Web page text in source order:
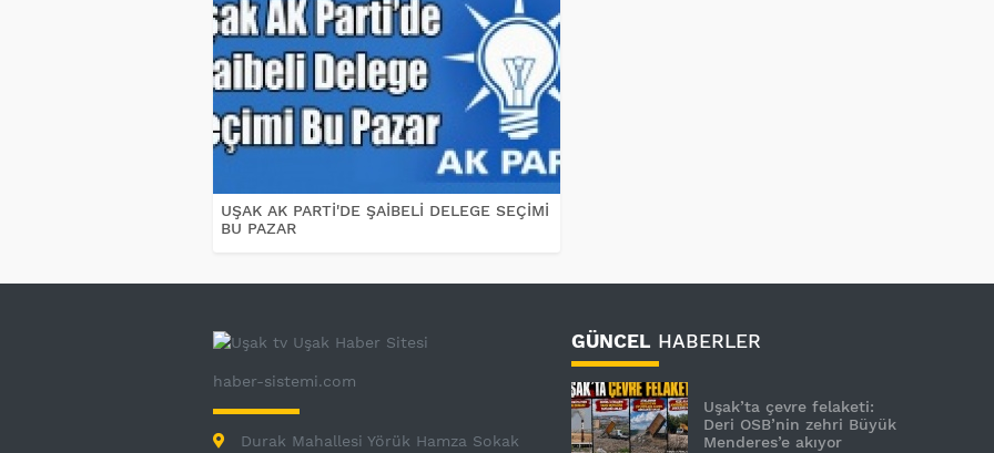
UŞAK AK PARTİ'DE ŞAİBELİ DELEGE SEÇİMİ
BU PAZAR
haber-sistemi.com
Durak Mahallesi Yörük Hamza Sokak
GÜNCEL HABERLER
Uşak’ta çevre felaketi:
Deri OSB’nin zehri Büyük
Menderes’e akıyor